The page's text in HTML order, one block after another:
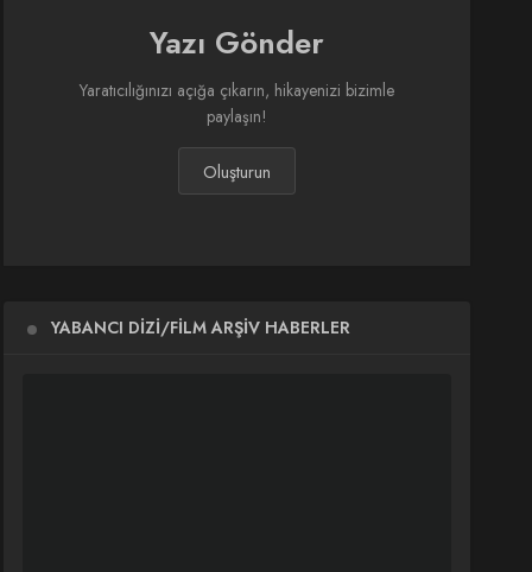
Yazı Gönder
Yaratıcılığınızı açığa çıkarın, hikayenizi bizimle
paylaşın!
Oluşturun
YABANCI DIZI/FILM ARŞIV HABERLER